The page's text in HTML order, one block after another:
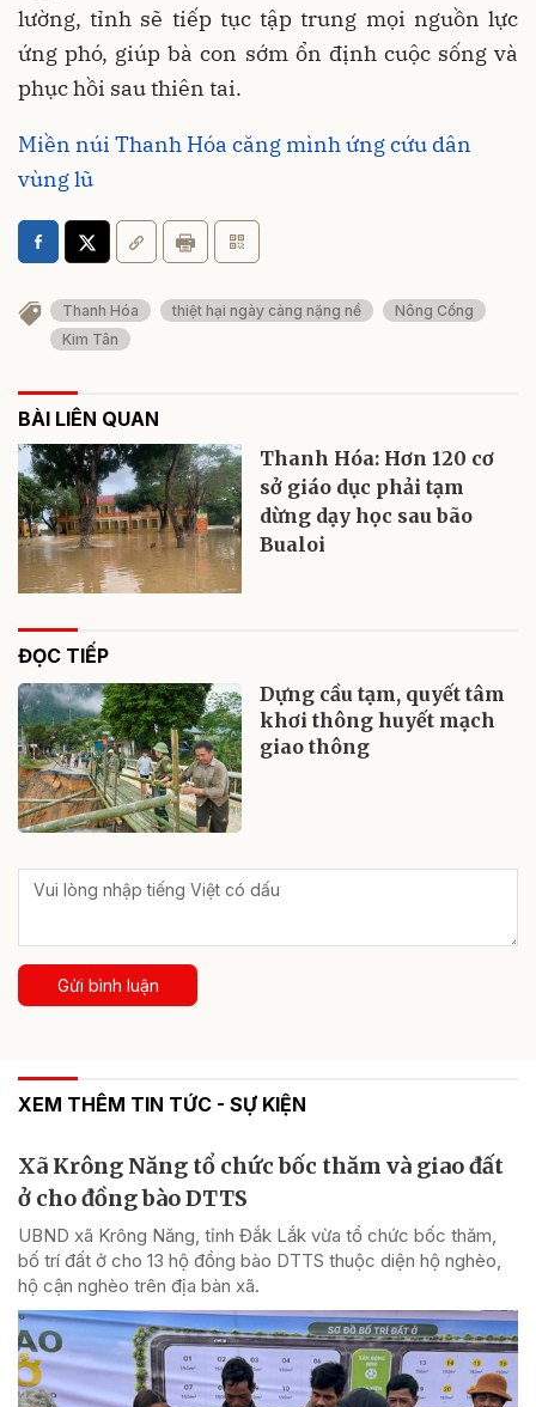
lường, tỉnh sẽ tiếp tục tập trung mọi nguồn lực
ứng phó, giúp bà con sớm ổn định cuộc sống và
phục hồi sau thiên tai.
Miền núi Thanh Hóa căng mình ứng cứu dân
vùng lũ
Thanh Hóa thiệt hại ngày càng nặng nề
Nông Cống
Kim Tân
BÀI LIÊN QUAN
Thanh Hóa: Hơn 120 cơ
sở giáo dục phải tạm
dừng dạy học sau bão
Bualoi
ĐỌC TIẾP
Dựng cầu tạm, quyết tâm
khơi thông huyết mạch
giao thông
Gửi bình luận
XEM THÊM TIN TỨC - SỰ KIỆN
Xã Krông Năng tổ chức bốc thăm và giao đất
ở cho đồng bào DTTS
UBND xã Krông Năng, tỉnh Đắk Lắk vừa tổ chức bốc thăm,
bố trí đất ở cho 13 hộ đồng bào DTTS thuộc diện hộ nghèo,
hộ cận nghèo trên địa bàn xã.